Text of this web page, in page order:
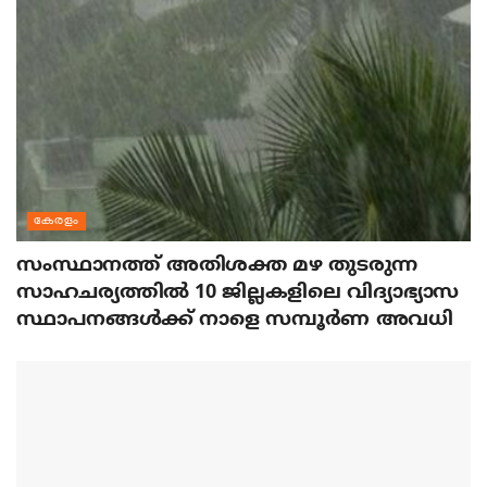
കേരളം
സംസ്ഥാനത്ത് അതിശക്ത മഴ തുടരുന്ന
സാഹചര്യത്തിൽ 10 ജില്ലകളിലെ വിദ്യാഭ്യാസ
സ്ഥാപനങ്ങൾക്ക് നാളെ സമ്പൂർണ അവധി